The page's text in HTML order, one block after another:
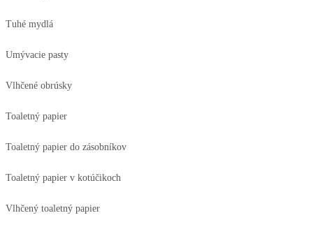
Tuhé mydlá
Umývacie pasty
Vlhčené obrúsky
Toaletný papier
Toaletný papier do zásobníkov
Toaletný papier v kotúčikoch
Vlhčený toaletný papier